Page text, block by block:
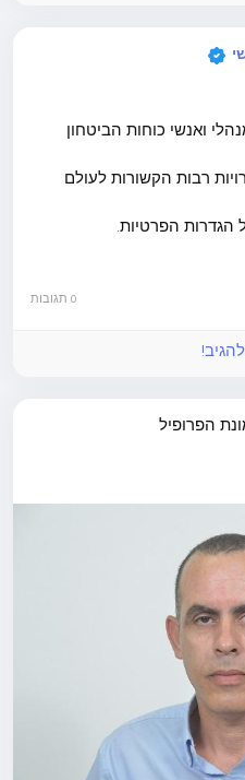
ואנשי כוחות הביטחון
רבות הקשורות לעולם
הפרופיל